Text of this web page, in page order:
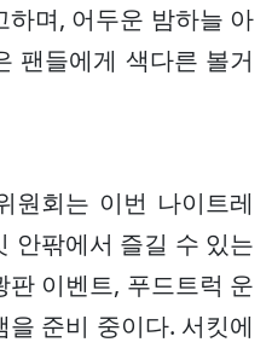
며, 어두운 밤하늘 아
팬들에게 색다른 볼거
원회는 이번 나이트레
안팎에서 즐길 수 있는
이벤트, 푸드트럭 운
준비 중이다. 서킷에